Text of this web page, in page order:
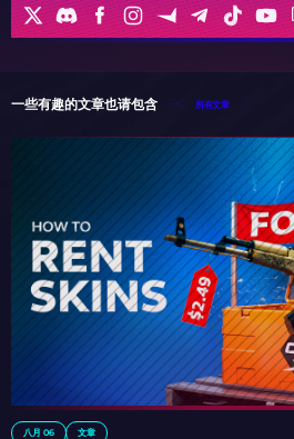
一些有趣的文章也请包含 所有文章
八月 06 文章